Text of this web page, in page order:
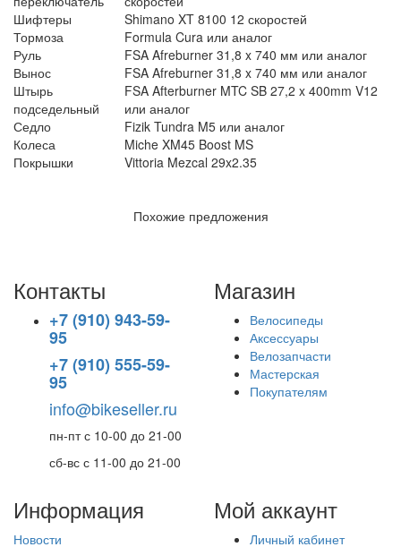
Шифтеры
Shimano XT 8100 12 скоростей
Тормоза
Formula Cura или аналог
Руль
FSA Afreburner 31,8 x 740 мм или аналог
Вынос
FSA Afreburner 31,8 x 740 мм или аналог
Штырь
подседельный
FSA Afterburner MTC SB 27,2 x 400mm V12
или аналог
Седло
Fizik Tundra M5 или аналог
Колеса
Miche XM45 Boost MS
Покрышки
Vittoria Mezcal 29x2.35
Похожие предложения
Контакты
+7 (910) 943-59-
95
+7 (910) 555-59-
95
info@bikeseller.ru
пн-пт с 10-00 до 21-00
сб-вс с 11-00 до 21-00
Магазин
Велосипеды
Аксессуары
Велозапчасти
Мастерская
Покупателям
Информация
Новости
Мой аккаунт
Личный кабинет